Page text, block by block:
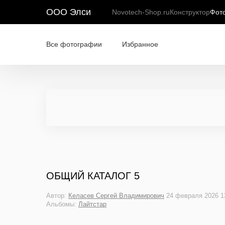
ООО Элси Novotech-Shop.ruКонструктор
Все фотографии Избранное
ОБЩИЙ КАТАЛОГ 5
Автор: Келасев Сергей Владимирович 24 февраля 2026
Альбомы: Лайтстар